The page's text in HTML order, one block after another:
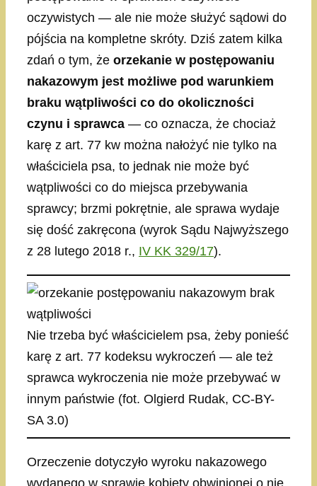
oczywistych — ale nie może służyć sądowi do
pójścia na kompletne skróty. Dziś zatem kilka
zdań o tym, że orzekanie w postępowaniu
nakazowym jest możliwe pod warunkiem
braku wątpliwości co do okoliczności
czynu i sprawca — co oznacza, że chociaż
karę z art. 77 kw można nałożyć nie tylko na
właściciela psa, to jednak nie może być
wątpliwości co do miejsca przebywania
sprawcy; brzmi pokrętnie, ale sprawa wydaje
się dość zakręcona (wyrok Sądu Najwyższego
z 28 lutego 2018 r., IV KK 329/17).
Nie trzeba być właścicielem psa, żeby ponieść
karę z art. 77 kodeksu wykroczeń — ale też
sprawca wykroczenia nie może przebywać w
innym państwie (fot. Olgierd Rudak, CC-BY-
SA 3.0)
Orzeczenie dotyczyło wyroku nakazowego